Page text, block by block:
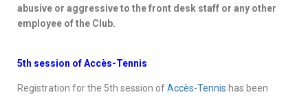
abusive or aggressive to the front desk staff or any other
employee of the Club.
5th session of Accès-Tennis
Registration for the 5th session ofAccès-Tennis has been